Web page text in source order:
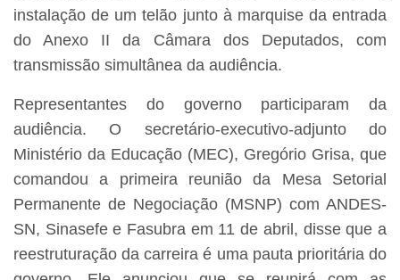
instalação de um telão junto à marquise da entrada
do Anexo II da Câmara dos Deputados, com
transmissão simultânea da audiência.
Representantes do governo participaram da
audiência. O secretário-executivo-adjunto do
Ministério da Educação (MEC), Gregório Grisa, que
comandou a primeira reunião da Mesa Setorial
Permanente de Negociação (MSNP) com ANDES-
SN, Sinasefe e Fasubra em 11 de abril, disse que a
reestruturação da carreira é uma pauta prioritária do